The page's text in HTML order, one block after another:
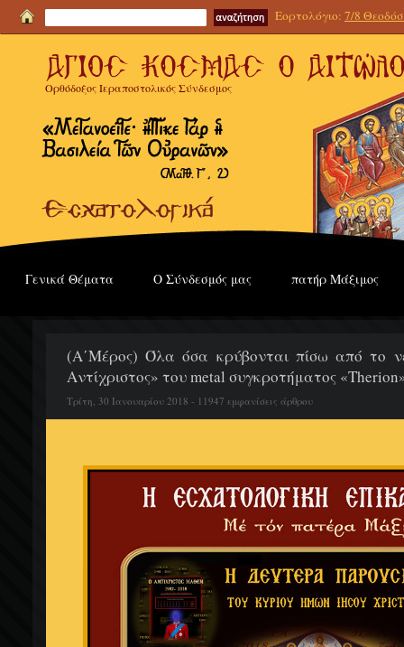
Εορτολόγιο: 7/8
Ορθόδοξος Ιεραποστολικός Σύνδεσμος
Γενικά Θέματα Ο Σύνδεσμός μας πατήρ Μάξιμος
(Α΄Μέρος) Όλα όσα κρύβονται πίσω από το
Αντίχριστος» του metal συγκροτήματος
Τρίτη, 30 Ιανουαρίου 2018 - 11947 εμφανίσεις άρθρου